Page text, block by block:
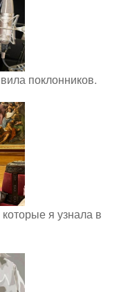
поклонников.
я узнала в